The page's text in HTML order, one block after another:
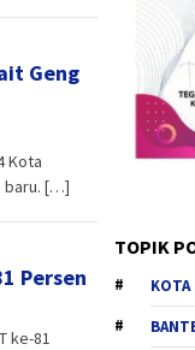
Geng
Kota
baru. […]
Persen
ke-81
TOPIK
KOTA